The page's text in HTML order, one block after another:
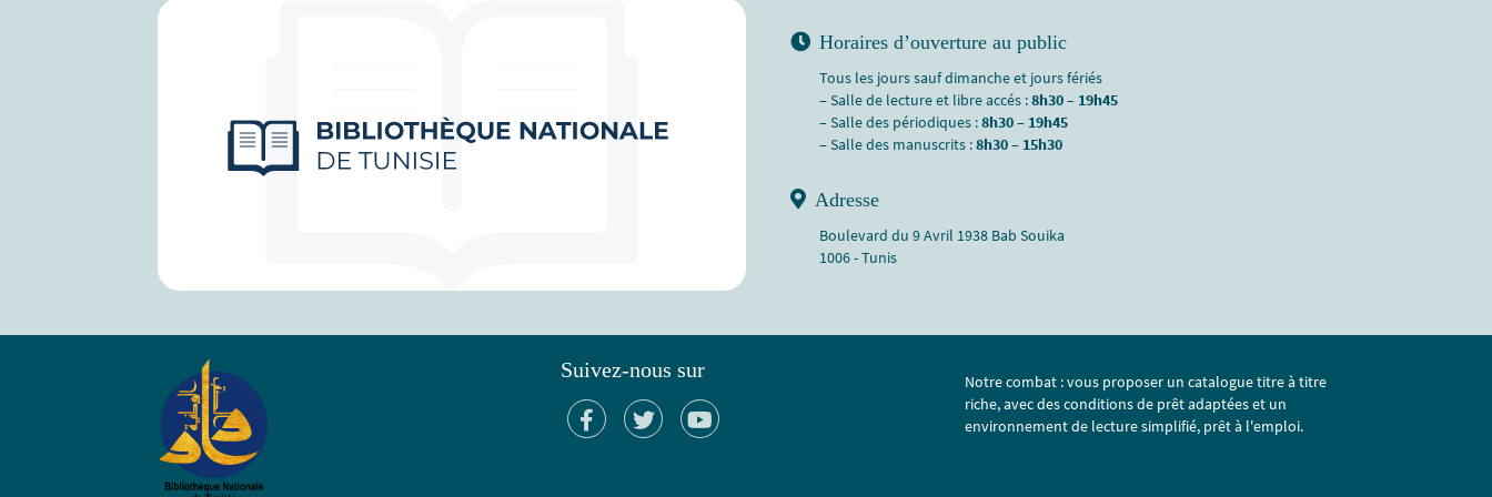
Horaires d’ouverture au public
Tous les jours sauf dimanche et jours fériés
– Salle de lecture et libre accés :8h30 – 19h45
– Salle des périodiques :8h30 – 19h45
– Salle des manuscrits :8h30 – 15h30
Adresse
Boulevard du 9 Avril 1938 Bab Souika
1006 - Tunis
Suivez-nous sur
Notre combat : vous proposer un catalogue titre à titre
riche, avec des conditions de prêt adaptées et un
environnement de lecture simplifié, prêt à l'emploi.